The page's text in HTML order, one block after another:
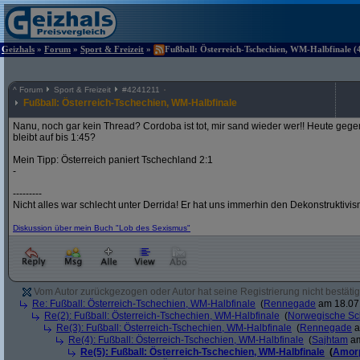
Geizhals » Forum » Sport & Freizeit » Fußball: Österreich-Tschechien, WM-Halbfinale
^ Forum Sport & Freizeit #4241211
Fußball: Österreich-Tschechien, WM-Halbfinale
Nanu, noch gar kein Thread? Cordoba ist tot, mir sand wieder wer!! Heute
bleibt auf bis 1:45?
Mein Tipp: Österreich paniert Tschechland 2:1
-
---------
Nicht alles war schlecht unter Derrida! Er hat uns immerhin den
Diskussion über mein Buch "Lob des Sexismus"
Vom Autor zurückgezogen oder Autor hat seine Registrierung nicht
Re: Fußball: Österreich-Tschechien, WM-Halbfinale (Rennegade am
Re(2): Fußball: Österreich-Tschechien, WM-Halbfinale (Norwegische
Re(3): Fußball: Österreich-Tschechien, WM-Halbfinale (Rennegade
Re(4): Fußball: Österreich-Tschechien, WM-Halbfinale (Sajhtam
Re(5): Fußball: Österreich-Tschechien, WM-Halbfinale (